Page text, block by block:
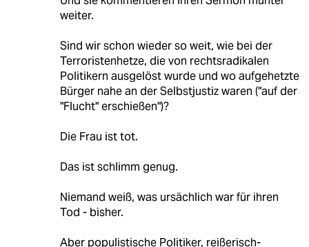
weiter.
Sind wir schon wieder so weit, wie bei der
Terroristenhetze, die von rechtsradikalen
Politikern ausgelöst wurde und wo aufgehetzte
Bürger nahe an der Selbstjustiz waren ("auf der
"Flucht" erschießen")?
Die Frau ist tot.
Das ist schlimm genug.
Niemand weiß, was ursächlich war für ihren
Tod - bisher.
Aber populistische Politiker, reißerisch-